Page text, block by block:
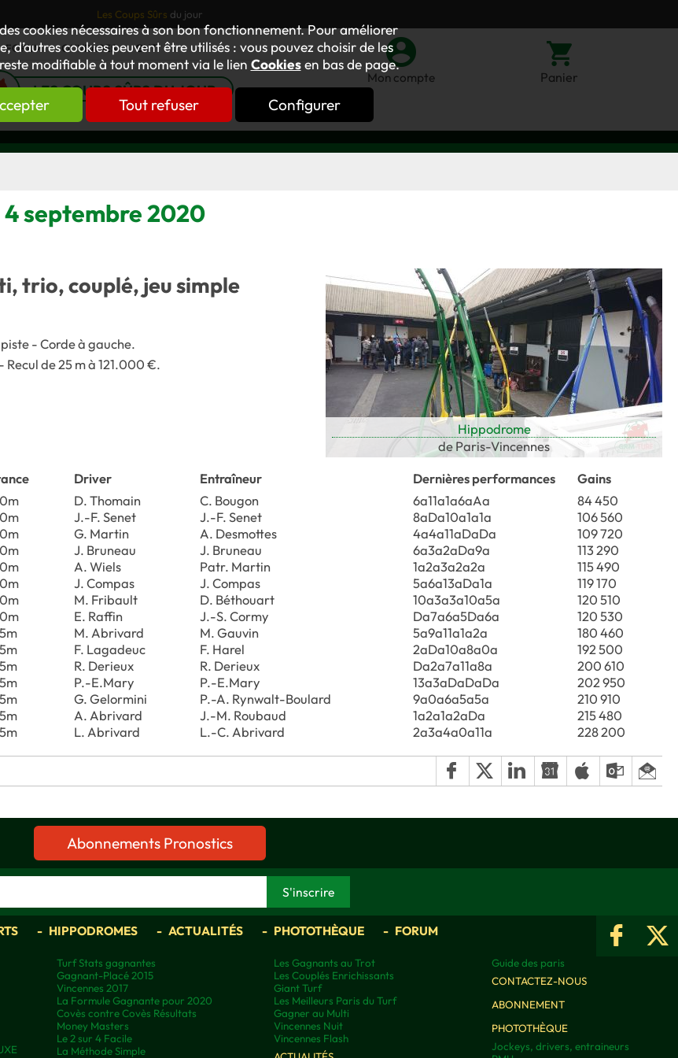
cookies nécessaires à son bon fonctionnement. Pour améliorer
d’autres cookies peuvent être utilisés : vous pouvez choisir de les
modifiable à tout moment via le lien Cookiesen bas de page.
Tout refuser Configurer
Les Coups Sûrs du jour
FORUM OUVRAGES GNT
LES COUPS SÛRS DU JOUR
Mon compte Panier
septembre 2020
Hippodrome
de Paris-Vincennes
trio, couplé, jeu simple
- Corde à gauche.
de 25 m à 121.000 €.
Driver Entraîneur Dernières performances
Gains
D. Thomain C. Bougon 6a11a1a6aAa
84 450
J.-F. Senet J.-F. Senet 8aDa10a1a1a
106 560
G. Martin A. Desmottes 4a4a11aDaDa
109 720
J. Bruneau J. Bruneau 6a3a2aDa9a
113 290
A. Wiels Patr. Martin 1a2a3a2a2a
115 490
J. Compas J. Compas 5a6a13aDa1a
119 170
M. Fribault D. Béthouart 10a3a3a10a5a
120 510
E. Raffin J.-S. Cormy Da7a6a5Da6a
120 530
M. Abrivard M. Gauvin 5a9a11a1a2a
180 460
F. Lagadeuc F. Harel 2aDa10a8a0a
192 500
R. Derieux R. Derieux Da2a7a11a8a
200 610
P.-E.Mary P.-E.Mary 13a3aDaDaDa
202 950
G. Gelormini P.-A. Rynwalt-Boulard 9a0a6a5a5a
210 910
A. Abrivard J.-M. Roubaud 1a2a1a2aDa
215 480
L. Abrivard L.-C. Abrivard 2a3a4a0a11a 228 200
Abonnements Pronostics
HIPPODROMES ACTUALITÉS PHOTOTHÈQUE FORUM
Turf Stats gagnantes
Gagnant-Placé 2015
Vincennes 2017
La Formule Gagnante pour 2020
Covès contre Covès Résultats
Money Masters
Le 2 sur 4 Facile
La Méthode Simple
Les Gagnants au Trot
Les Couplés Enrichissants
Giant Turf
Les Meilleurs Paris du Turf
Gagner au Multi
Vincennes Nuit
Vincennes Flash
Guide des paris
CONTACTEZ-NOUS
ABONNEMENT
PHOTOTHÈQUE
Jockeys, drivers, entraineurs